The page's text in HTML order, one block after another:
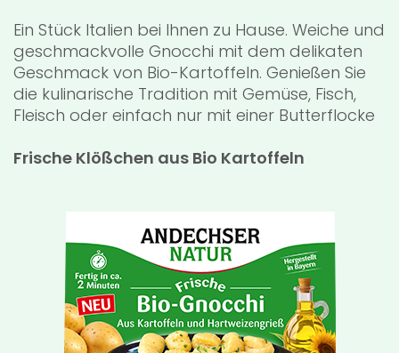
Ein Stück Italien bei Ihnen zu Hause. Weiche und
geschmackvolle Gnocchi mit dem delikaten
Geschmack von Bio-Kartoffeln. Genießen Sie
die kulinarische Tradition mit Gemüse, Fisch,
Fleisch oder einfach nur mit einer Butterflocke
Frische Klößchen aus Bio Kartoffeln